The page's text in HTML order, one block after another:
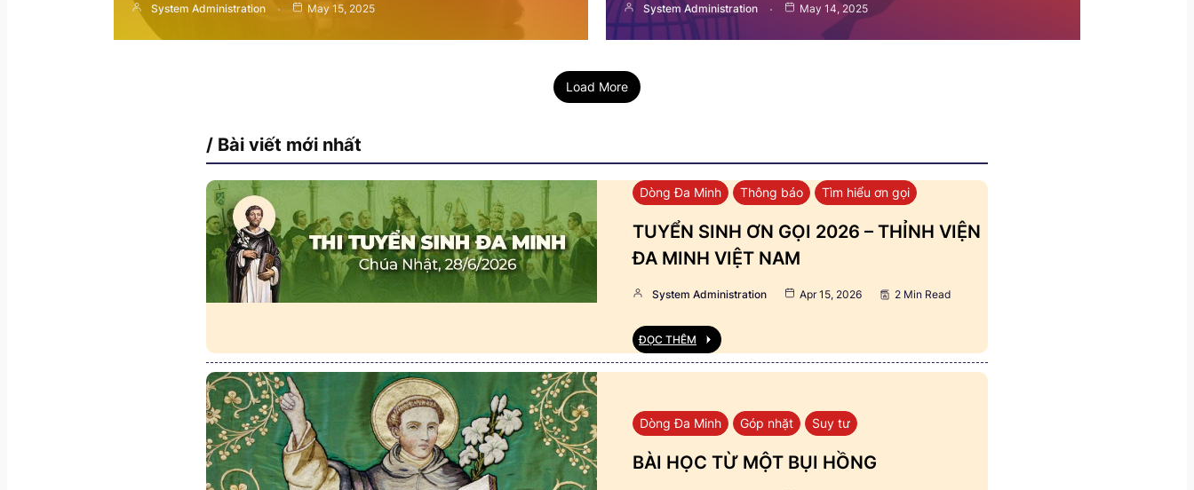
System Administration May 15, 2025 System Administration May 14, 2025
Load More
/ Bài viết mới nhất
Dòng Đa Minh Thông báo Tìm hiểu ơn gọi
TUYỂN SINH ƠN GỌI 2026 – THỈNH VIỆN
ĐA MINH VIỆT NAM
System Administration Apr 15, 2026 2 Min Read
ĐỌC THÊM
Dòng Đa Minh Góp nhặt Suy tư
BÀI HỌC TỪ MỘT BỤI HỒNG